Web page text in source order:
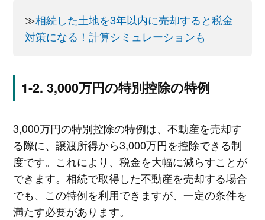
≫相続した土地を3年以内に売却すると税金
対策になる！計算シミュレーションも
3,000万円の特別控除の特例
3,000万円の特別控除の特例は、不動産を売却す
る際に、譲渡所得から3,000万円を控除できる制
度です。これにより、税金を大幅に減らすことが
できます。相続で取得した不動産を売却する場合
でも、この特例を利用できますが、一定の条件を
満たす必要があります。